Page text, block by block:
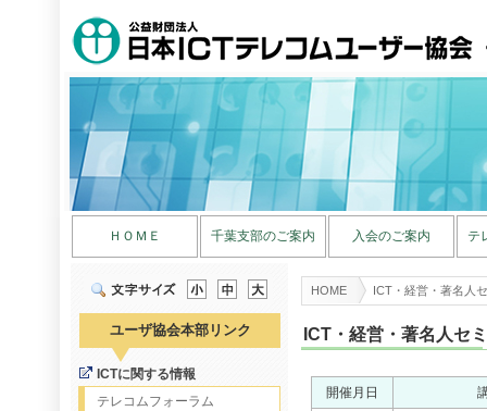
ＨＯＭＥ 千葉支部のご案内 入会のご案内 テ
ユーザ協会本部リンク
ICTに関する情報
テレコムフォーラム
HOME ICT・経営・著名人
ICT・経営・著名人セ
開催月日